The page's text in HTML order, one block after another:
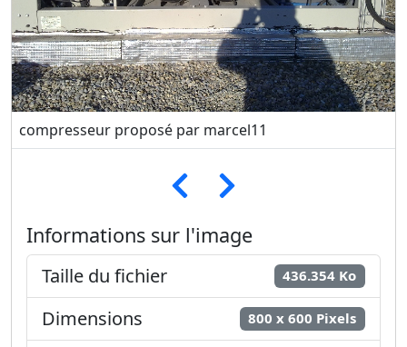
compresseur proposé par marcel11
Informations sur l'image
Taille du fichier 436.354 Ko
Dimensions 800 x 600 Pixels